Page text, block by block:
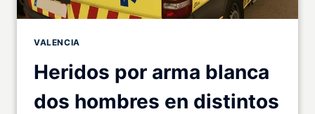
VALENCIA
Heridos por arma blanca
dos hombres en distintos